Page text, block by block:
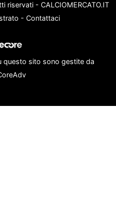
- CALCIOMERCATO.IT
- Contattaci
questo sito sono gestite da